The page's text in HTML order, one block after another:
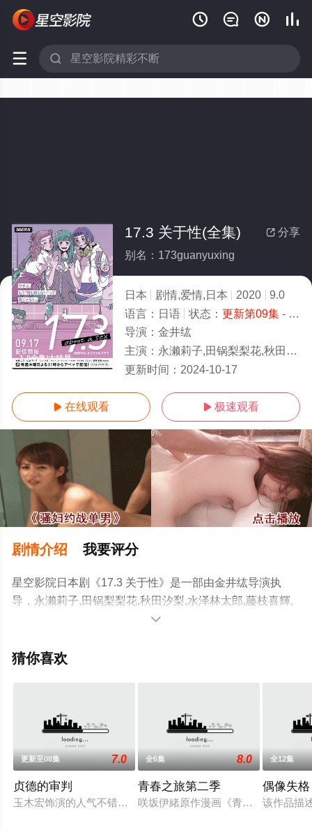
   
 
1-9全集/大结局
 分享
17.3 关于性(全集)
别名：173guanyuxing
日本 剧情,爱情,日本 2020
9.0
语言： 日语 状态： 更新第09集- 免费观看
导演： 金井纮
主演： 永濑莉子,田锅梨梨花,秋田汐梨,水泽林太郎,藤枝喜輝,石川雷蔵,藤原纪香,ソニン
更新时间： 2024-10-17
 在线观看  极速观看
剧情介绍 我要评分
星空影院日本剧《17.3 关于性》是一部由金井纮导演执
导，永濑莉子,田锅梨梨花,秋田汐梨,水泽林太郎,藤枝喜輝,
石川雷蔵,藤原纪香,ソニン等明星精彩演绎的日本电视剧，
完整版电视剧全集就上星空影视，更多相关信息可移步至

猜你喜欢
更新至08集 7.0
贞德的审判
玉木宏饰演的人气不错的少女漫画家“三风·南”的本名是越前刚
全6集 8.0
青春之旅第二季
咲坂伊緒原作漫画《青春之旅》（ア
全12集
偶像失格
该作品描